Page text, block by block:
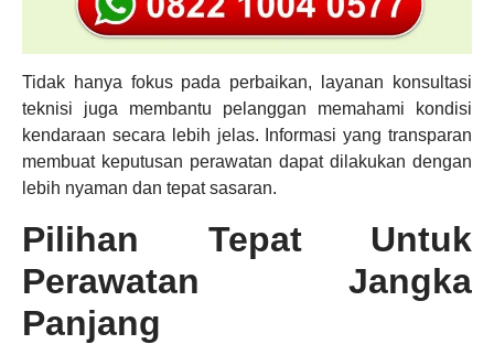
Tidak hanya fokus pada perbaikan, layanan konsultasi
teknisi juga membantu pelanggan memahami kondisi
kendaraan secara lebih jelas. Informasi yang transparan
membuat keputusan perawatan dapat dilakukan dengan
lebih nyaman dan tepat sasaran.
Pilihan Tepat Untuk
Perawatan Jangka
Panjang